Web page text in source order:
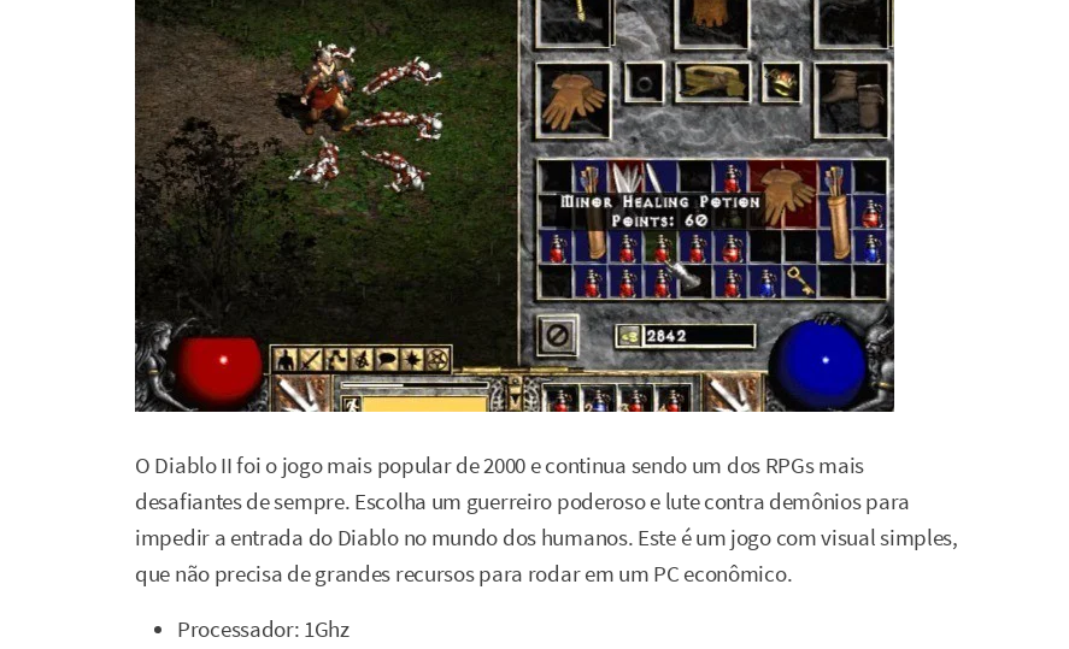
O Diablo II foi o jogo mais popular de 2000 e continua sendo um dos RPGs mais
desafiantes de sempre. Escolha um guerreiro poderoso e lute contra demônios para
impedir a entrada do Diablo no mundo dos humanos. Este é um jogo com visual simples,
que não precisa de grandes recursos para rodar em um PC econômico.
Processador: 1Ghz